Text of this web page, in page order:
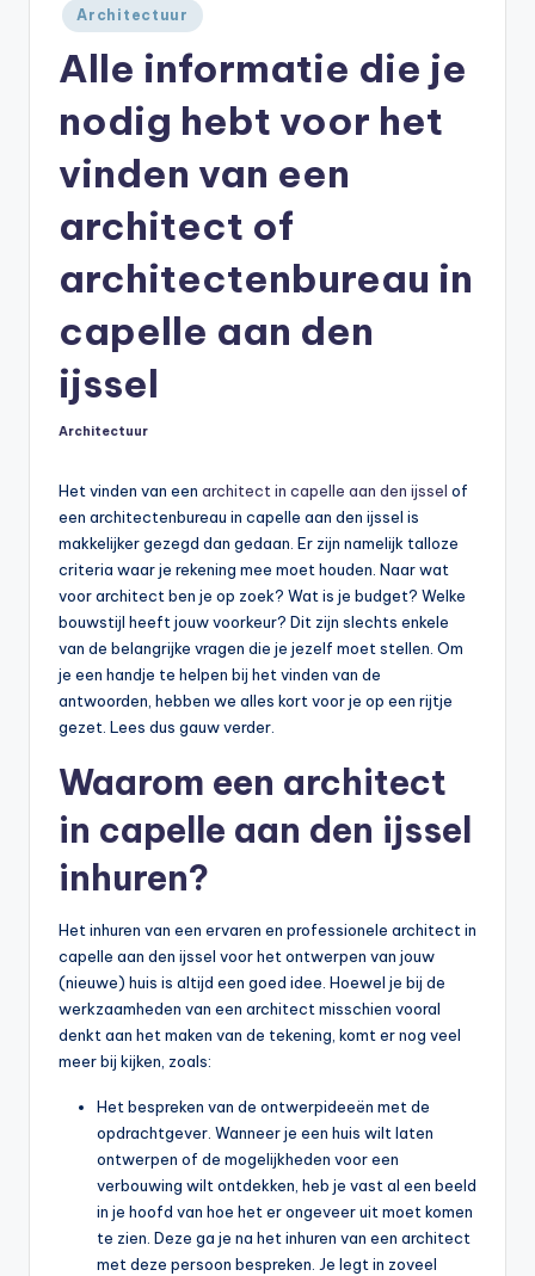
Geplaatst
in
Architectuur
Alle informatie die je
nodig hebt voor het
vinden van een
architect of
architectenbureau in
capelle aan den
ijssel
Geplaatst
Architectuur
Het vinden van een architect in capelle aan den ijssel of
een architectenbureau in capelle aan den ijssel is
makkelijker gezegd dan gedaan. Er zijn namelijk talloze
criteria waar je rekening mee moet houden. Naar wat
voor architect ben je op zoek? Wat is je budget? Welke
bouwstijl heeft jouw voorkeur? Dit zijn slechts enkele
van de belangrijke vragen die je jezelf moet stellen. Om
je een handje te helpen bij het vinden van de
antwoorden, hebben we alles kort voor je op een rijtje
gezet. Lees dus gauw verder.
Waarom een architect
in capelle aan den ijssel
inhuren?
Het inhuren van een ervaren en professionele architect in
capelle aan den ijssel voor het ontwerpen van jouw
(nieuwe) huis is altijd een goed idee. Hoewel je bij de
werkzaamheden van een architect misschien vooral
denkt aan het maken van de tekening, komt er nog veel
meer bij kijken, zoals:
Het bespreken van de ontwerpideeën met de
opdrachtgever. Wanneer je een huis wilt laten
ontwerpen of de mogelijkheden voor een
verbouwing wilt ontdekken, heb je vast al een beeld
in je hoofd van hoe het er ongeveer uit moet komen
te zien. Deze ga je na het inhuren van een architect
met deze persoon bespreken. Je legt in zoveel